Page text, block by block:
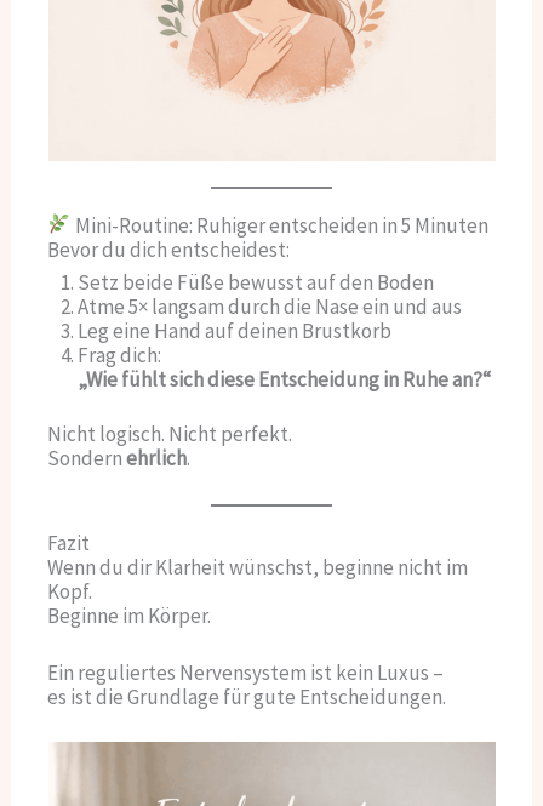
Mini-Routine: Ruhiger entscheiden in 5 Minuten
Bevor du dich entscheidest:
Setz beide Füße bewusst auf den Boden
Atme 5× langsam durch die Nase ein und aus
Leg eine Hand auf deinen Brustkorb
Frag dich:
„Wie fühlt sich diese Entscheidung in Ruhe an?“
Nicht logisch. Nicht perfekt.
Sondernehrlich.
Fazit
Wenn du dir Klarheit wünschst, beginne nicht im
Kopf.
Beginne im Körper.
Ein reguliertes Nervensystem ist kein Luxus –
es ist die Grundlage für gute Entscheidungen.